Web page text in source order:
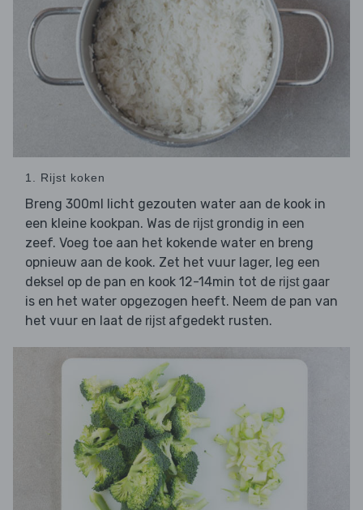
1. Rijst koken
Breng 300ml licht gezouten water aan de kook in
een kleine kookpan. Was de rijst grondig in een
zeef. Voeg toe aan het kokende water en breng
opnieuw aan de kook. Zet het vuur lager, leg een
deksel op de pan en kook 12-14min tot de rijst gaar
is en het water opgezogen heeft. Neem de pan van
het vuur en laat de rijst afgedekt rusten.